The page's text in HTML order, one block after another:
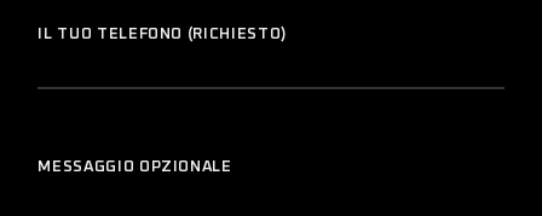
IL TUO TELEFONO (RICHIESTO)
MESSAGGIO OPZIONALE